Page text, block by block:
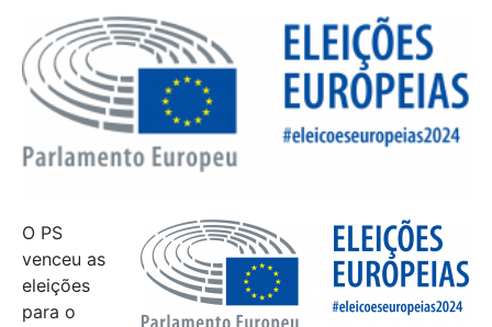
O PS
venceu as
eleições
para o